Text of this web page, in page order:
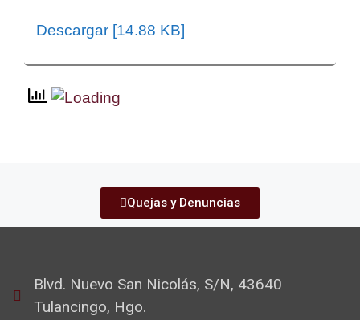
Descargar [14.88 KB]
Quejas y Denuncias
Blvd. Nuevo San Nicolás, S/N, 43640
Tulancingo, Hgo.